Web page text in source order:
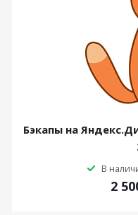
Бэкапы на
В
2